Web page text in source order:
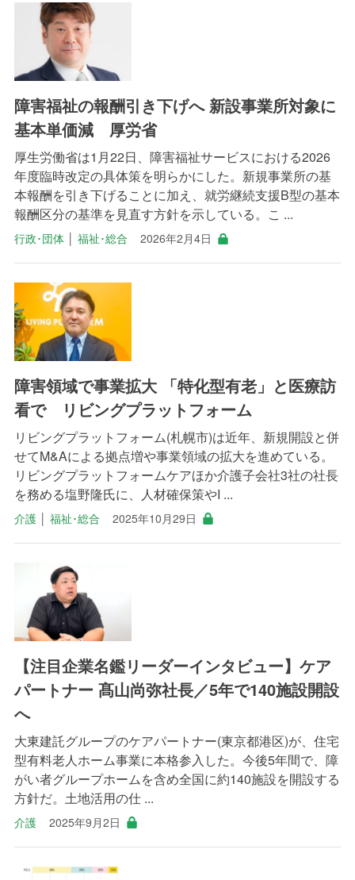
障害福祉の報酬引き下げへ 新設事業所対象に
基本単価減 厚労省
厚生労働省は1月22日、障害福祉サービスにおける2026
年度臨時改定の具体策を明らかにした。新規事業所の基
本報酬を引き下げることに加え、就労継続支援B型の基本
報酬区分の基準を見直す方針を示している。こ ...
行政･団体│ 福祉･総合 2026年2月4日
障害領域で事業拡大 「特化型有老」と医療訪
看で リビングプラットフォーム
リビングプラットフォーム(札幌市)は近年、新規開設と併
せてM&Aによる拠点増や事業領域の拡大を進めている。
リビングプラットフォームケアほか介護子会社3社の社長
を務める塩野隆氏に、人材確保策やI ...
介護│ 福祉･総合 2025年10月29日
【注目企業名鑑リーダーインタビュー】ケア
パートナー 髙山尚弥社長／5年で140施設開設
へ
大東建託グループのケアパートナー(東京都港区)が、住宅
型有料老人ホーム事業に本格参入した。今後5年間で、障
がい者グループホームを含め全国に約140施設を開設する
方針だ。土地活用の仕 ...
介護 2025年9月2日